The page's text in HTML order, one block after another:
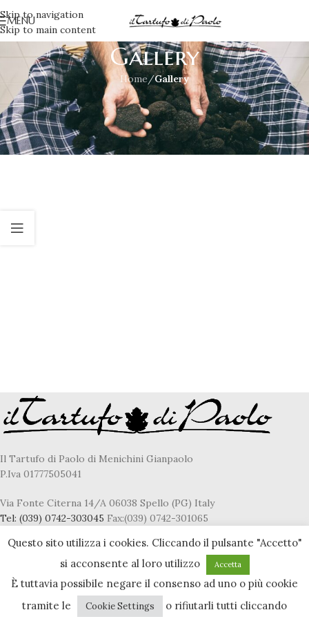
Skip to navigation
Skip to main content
MENU
Gallery
Home/Gallery
Il Tartufo di Paolo di Menichini Gianpaolo
P.Iva 01777505041
Via Fonte Citerna 14/A 06038 Spello (PG) Italy
Tel: (039) 0742-303045 Fax:(039) 0742-301065
Privacy & Cookie policy
Questo sito utilizza i cookies. Cliccando il pulsante "Accetto"
si acconsente al loro utilizzo
Accetta
È tuttavia possibile negare il consenso ad uno o più cookie
tramite le
Cookie Settings o rifiutarli tutti cliccando